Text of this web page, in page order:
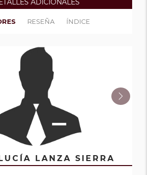
ADICIONALES
RESEÑA ÍNDICE
LANZA SIERRA
NINOSKA GALLEGO
GIL RAMÍREZ
HENAO GARCÍA
CECILIA ARBELÁEZ